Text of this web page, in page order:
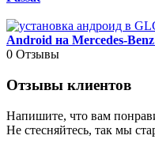
Android на Mercedes-
0 Отзывы
Отзывы клиентов
Напишите, что вам
Не стесняйтесь, так мы